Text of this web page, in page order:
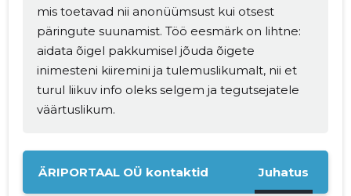
mis toetavad nii anonüümsust kui otsest
päringute suunamist. Töö eesmärk on lihtne:
aidata õigel pakkumisel jõuda õigete
inimesteni kiiremini ja tulemuslikumalt, nii et
turul liikuv info oleks selgem ja tegutsejatele
väärtuslikum.
ÄRIPORTAAL OÜ kontaktid Juhatus